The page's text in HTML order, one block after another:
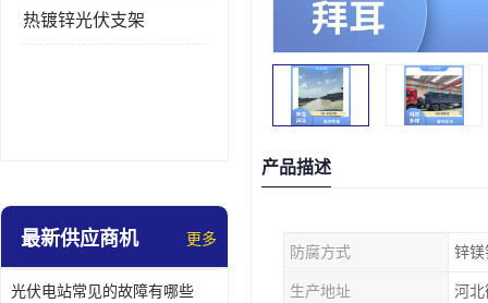
热镀锌光伏支架
最新供应商机 更多
光伏电站常见的故障有哪些
产品描述
防腐方式 锌镁
生产地址 河北